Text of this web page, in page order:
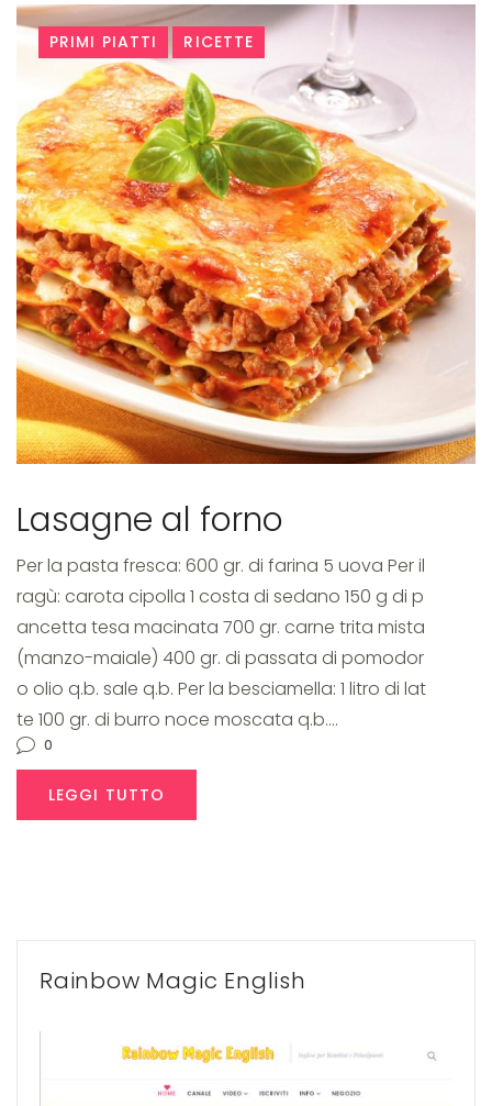
Tag:
Lasagne
al
Ragù
PRIMI PIATTI RICETTE
Lasagne al forno
Per la pasta fresca: 600 gr. di farina 5 uova Per il
ragù: carota cipolla 1 costa di sedano 150 g di p
ancetta tesa macinata 700 gr. carne trita mista
(manzo-maiale) 400 gr. di passata di pomodor
o olio q.b. sale q.b. Per la besciamella: 1 litro di lat
te 100 gr. di burro noce moscata q.b.…
0
LEGGI TUTTO
Rainbow Magic English